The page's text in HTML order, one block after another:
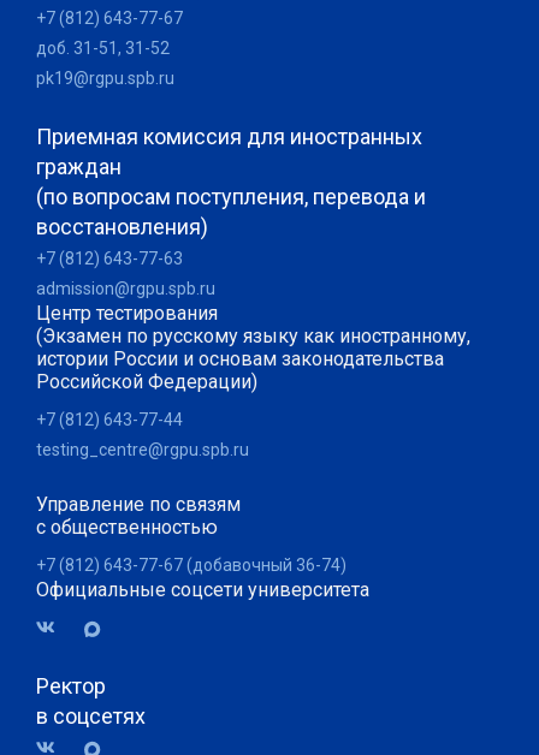
+7 (812) 643-77-67
доб. 31-51, 31-52
pk19@rgpu.spb.ru
Приемная комиссия для иностранных
граждан
(по вопросам поступления, перевода и
восстановления)
+7 (812) 643-77-63
admission@rgpu.spb.ru
Центр тестирования
(Экзамен по русскому языку как иностранному,
истории России и основам законодательства
Российской Федерации)
+7 (812) 643-77-44
testing_centre@rgpu.spb.ru
Управление по связям
с общественностью
+7 (812) 643-77-67 (добавочный 36-74)
Официальные соцсети университета
Ректор
в соцсетях